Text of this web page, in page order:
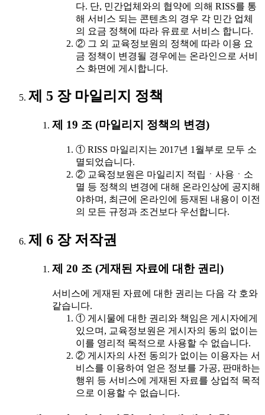
다. 단, 민간업체와의 협약에 의해 RISS를 통
해 서비스 되는 콘텐츠의 경우 각 민간 업체
의 요금 정책에 따라 유료로 서비스 합니다.
② 그 외 교육정보원의 정책에 따라 이용 요
금 정책이 변경될 경우에는 온라인으로 서비
스 화면에 게시합니다.
제 5 장 마일리지 정책
제 19 조 (마일리지 정책의 변경)
① RISS 마일리지는 2017년 1월부로 모두 소
멸되었습니다.
② 교육정보원은 마일리지 적립ㆍ사용ㆍ소
멸 등 정책의 변경에 대해 온라인상에 공지해
야하며, 최근에 온라인에 등재된 내용이 이전
의 모든 규정과 조건보다 우선합니다.
제 6 장 저작권
제 20 조 (게재된 자료에 대한 권리)
서비스에 게재된 자료에 대한 권리는 다음 각 호와
같습니다.
① 게시물에 대한 권리와 책임은 게시자에게
있으며, 교육정보원은 게시자의 동의 없이는
이를 영리적 목적으로 사용할 수 없습니다.
② 게시자의 사전 동의가 없이는 이용자는 서
비스를 이용하여 얻은 정보를 가공, 판매하는
행위 등 서비스에 게재된 자료를 상업적 목적
으로 이용할 수 없습니다.